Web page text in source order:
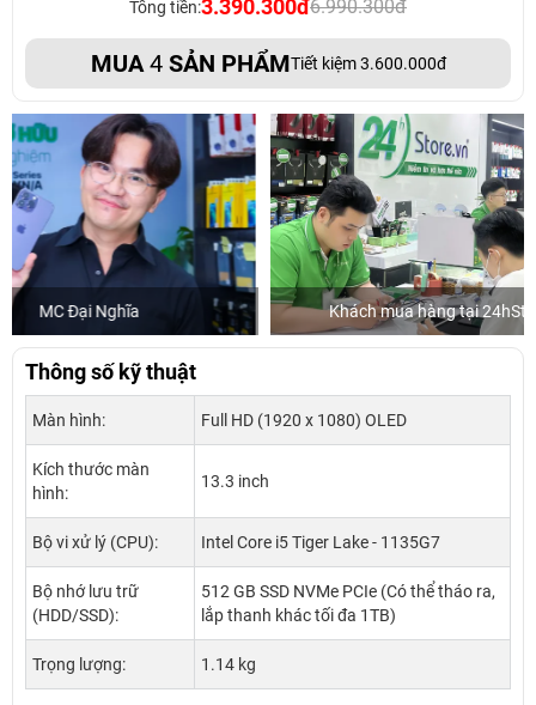
Tổng tiền:3.390.300đ6.990.300đ
MUA4SẢN PHẨMTiết kiệm 3.600.000đ
Khách mua hàng tại 24hStore Diễn
Thông số kỹ thuật
Màn hình: Full HD (1920 x 1080) OLED
Kích thước màn
hình:
13.3 inch
Bộ vi xử lý (CPU): Intel Core i5 Tiger Lake - 1135G7
Bộ nhớ lưu trữ
(HDD/SSD):
512 GB SSD NVMe PCIe (Có thể tháo ra,
lắp thanh khác tối đa 1TB)
Trọng lượng: 1.14 kg